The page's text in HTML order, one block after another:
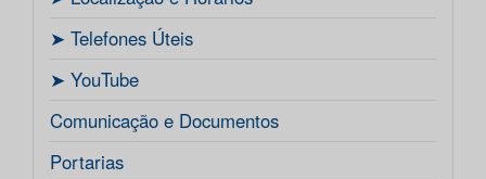
ㅤ➤ Telefones Úteis
ㅤ➤ YouTube
Comunicação e Documentos
Portarias